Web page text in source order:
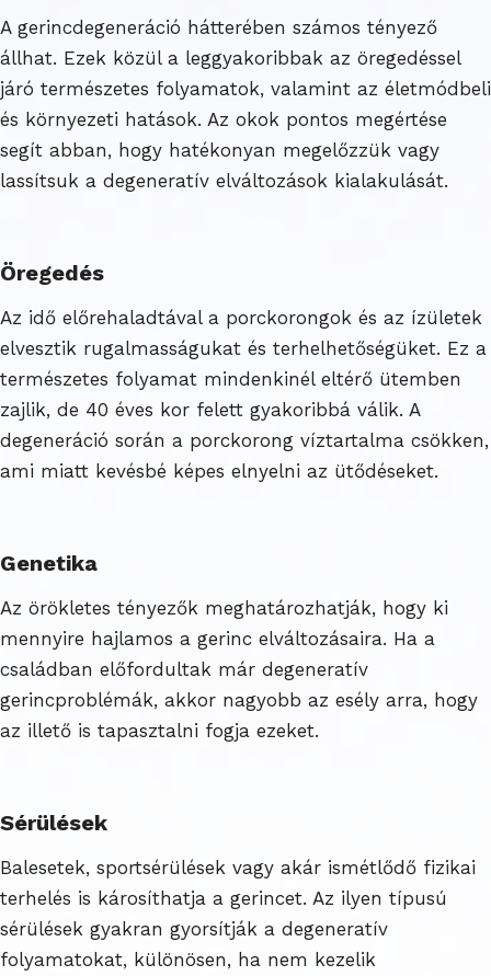
A gerincdegeneráció hátterében számos tényező
állhat. Ezek közül a leggyakoribbak az öregedéssel
járó természetes folyamatok, valamint az életmódbeli
és környezeti hatások. Az okok pontos megértése
segít abban, hogy hatékonyan megelőzzük vagy
lassítsuk a degeneratív elváltozások kialakulását.
Öregedés
Az idő előrehaladtával a porckorongok és az ízületek
elvesztik rugalmasságukat és terhelhetőségüket. Ez a
természetes folyamat mindenkinél eltérő ütemben
zajlik, de 40 éves kor felett gyakoribbá válik. A
degeneráció során a porckorong víztartalma csökken,
ami miatt kevésbé képes elnyelni az ütődéseket.
Genetika
Az örökletes tényezők meghatározhatják, hogy ki
mennyire hajlamos a gerinc elváltozásaira. Ha a
családban előfordultak már degeneratív
gerincproblémák, akkor nagyobb az esély arra, hogy
az illető is tapasztalni fogja ezeket.
Sérülések
Balesetek, sportsérülések vagy akár ismétlődő fizikai
terhelés is károsíthatja a gerincet. Az ilyen típusú
sérülések gyakran gyorsítják a degeneratív
folyamatokat, különösen, ha nem kezelik